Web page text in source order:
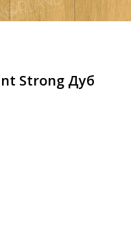
Strong Дуб